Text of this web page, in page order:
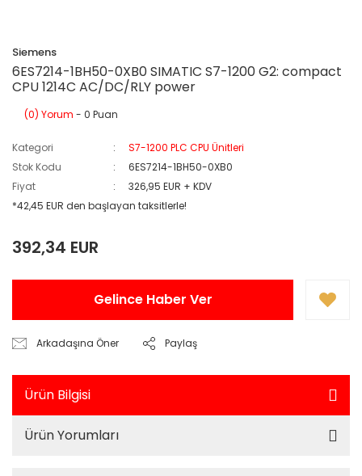
Siemens
6ES7214-1BH50-0XB0 SIMATIC S7-1200 G2: compact
CPU 1214C AC/DC/RLY power
(0) Yorum - 0 Puan
Kategori
S7-1200 PLC CPU Ünitleri
Stok Kodu
6ES7214-1BH50-0XB0
Fiyat
326,95 EUR + KDV
*42,45 EUR den başlayan taksitlerle!
392,34 EUR
Gelince Haber Ver
Arkadaşına Öner Paylaş
Ürün Bilgisi
Ürün Yorumları